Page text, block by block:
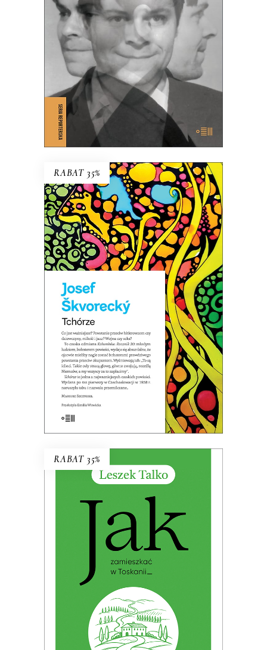
E-BOOK DO KOSZYKA
Polską, czy Polskę z Niemcami?
61.00 39.65zł
KSIĄŻKA DO KOSZYKA
RABAT 35%
E-BOOK DO KOSZYKA
TCHÓRZE
NOWE WYDANIE KULTOWEJ
69.00zł 44.85zł
KSIĄŻKA DO KOSZYKA
RABAT 35%
JAK ZAMIESZKAĆ W TOSKANII
Premiera: 19 maja 2026
49.99zł 32.49
KSIĄŻKA DO KOSZYKA